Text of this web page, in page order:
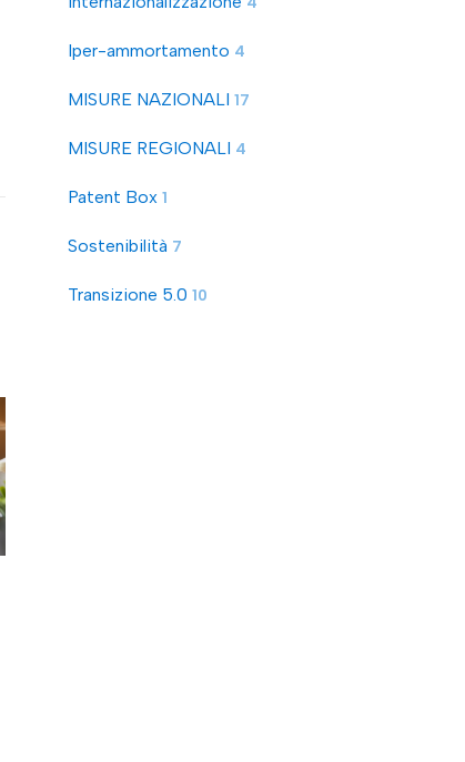
Iper-ammortamento 4
MISURE NAZIONALI 17
MISURE REGIONALI 4
Patent Box 1
Sostenibilità 7
Transizione 5.0 10